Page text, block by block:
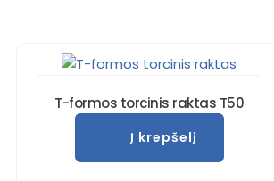
T-formos torcinis raktas T50
Į krepšelį